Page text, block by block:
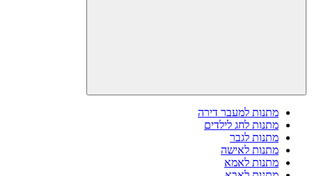
מתנות למעבר דירה
מתנות לחג לילדים
מתנות לגבר
מתנות לאישה
מתנות לאמא